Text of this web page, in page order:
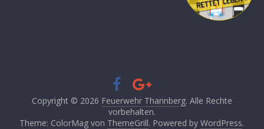
Copyright © 2026 Feuerwehr Thannberg. Alle Rechte
vorbehalten.
Theme: ColorMag von ThemeGrill. Powered byWordPress.